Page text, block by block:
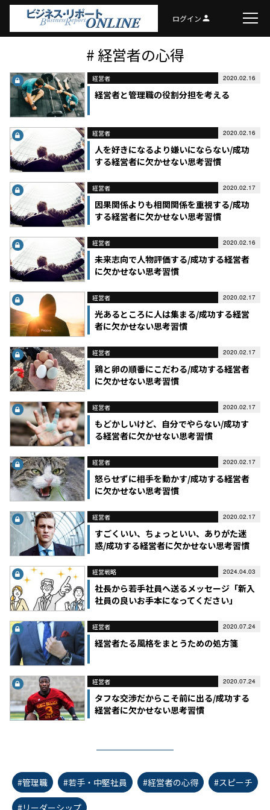
ログインperson
# 経営者の心得
経営者 2020.02.16
経営者と管理職の役割分担を考える
経営者 2020.02.16
人を好きになるより嫌いにならない/成功
する経営者に欠かせない思考習慣
経営者 2020.02.17
因果関係よりも相関関係を重視する/成功
する経営者に欠かせない思考習慣
経営者 2020.02.16
未来志向で人物評価する/成功する経営者
に欠かせない思考習慣
経営者 2020.02.17
光あるところに人は集まる/成功する経営
者に欠かせない思考習慣
経営者 2020.02.17
鶏と卵の順番にこだわる/成功する経営者
に欠かせない思考習慣
経営者 2020.02.17
もどかしいけど、自分でやらない/成功す
る経営者に欠かせない思考習慣
経営者 2020.02.17
怒らせずに相手を動かす/成功する経営者
に欠かせない思考習慣
経営者 2020.02.17
すごくいい、ちょっといい、ありがた迷
惑/成功する経営者に欠かせない思考習慣
経営戦略 2024.04.03
社長から若手社員へ送るメッセージ「新入
社員の良いお手本になってください」
経営者 2020.07.24
経営者たる風格をまとうための処方箋
経営者 2020.07.24
タフな交渉だからこそ前に出る/成功する
経営者に欠かせない思考習慣
#管理職 #若手・中堅社員 #経営者の心得 #スピーチ
#リーダーシップ